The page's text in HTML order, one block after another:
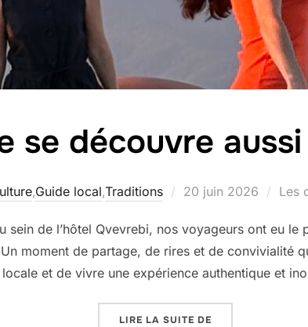
se découvre
,Guide local,Traditions
Publié
20 juin 2026 Les
sein de l’hôtel Qvevrebi, nos voyageurs ont eu le
moment de partage, de rires et de convivialité
et de vivre une expérience authentique et
LIRE LA SUITE DE